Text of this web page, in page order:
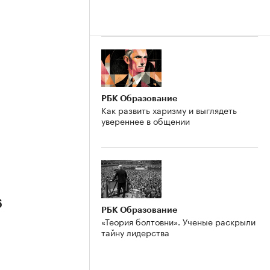
РБК Образование
Как развить харизму и выглядеть
увереннее в общении
РБК Образование
«Теория болтовни». Ученые раскрыли
тайну лидерства